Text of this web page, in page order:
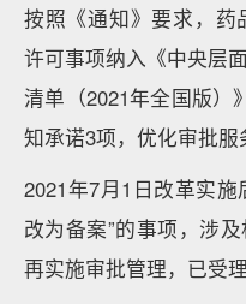
按照《通知》要求，药
许可事项纳入《中央层
清单（2021年全国版）
知承诺3项，优化审批服
2021年7月1日改革实施
改为备案”的事项，涉
再实施审批管理，已受